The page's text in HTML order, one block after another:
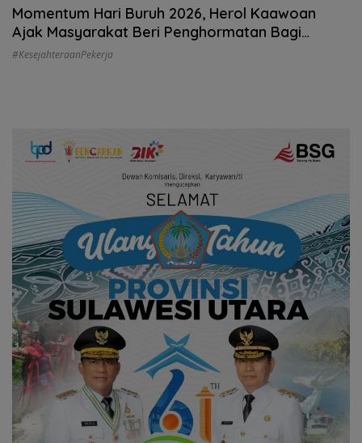
Momentum Hari Buruh 2026, Herol Kaawoan
Ajak Masyarakat Beri Penghormatan Bagi
Dedikasi Pekerja di Semua Sektor
#KesejahteraanPekerja